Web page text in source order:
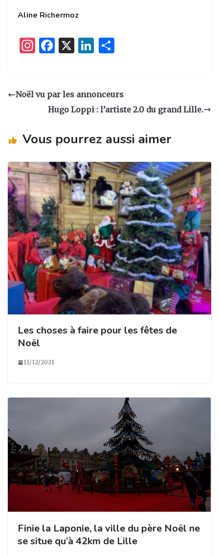
Aline Richermoz
I
a
m
F
e
b
o
X
Li
e
dI
g
er
Noël vu par les annonceurs
Hugo Loppi : l’artiste 2.0 du grand Lille.
Vous pourrez aussi aimer
Les choses à faire pour les fêtes de
Noël
11/12/2021
Finie la Laponie, la ville du père Noël ne
se situe qu’à 42km de Lille